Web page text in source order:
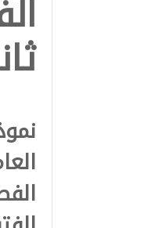
العام :